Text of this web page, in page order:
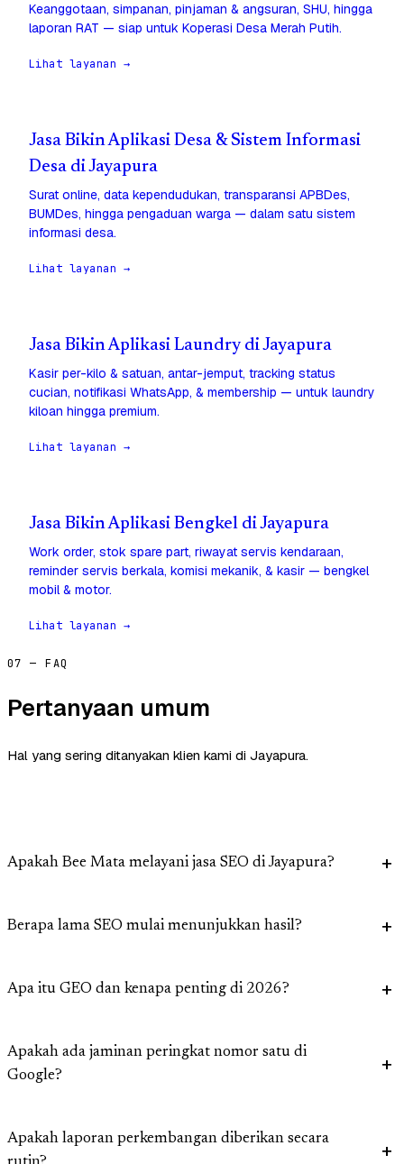
Keanggotaan, simpanan, pinjaman & angsuran, SHU, hingga
laporan RAT — siap untuk Koperasi Desa Merah Putih.
Lihat layanan →
Jasa Bikin Aplikasi Desa & Sistem Informasi
Desa di Jayapura
Surat online, data kependudukan, transparansi APBDes,
BUMDes, hingga pengaduan warga — dalam satu sistem
informasi desa.
Lihat layanan →
Jasa Bikin Aplikasi Laundry di Jayapura
Kasir per-kilo & satuan, antar-jemput, tracking status
cucian, notifikasi WhatsApp, & membership — untuk laundry
kiloan hingga premium.
Lihat layanan →
Jasa Bikin Aplikasi Bengkel di Jayapura
Work order, stok spare part, riwayat servis kendaraan,
reminder servis berkala, komisi mekanik, & kasir — bengkel
mobil & motor.
Lihat layanan →
07 — FAQ
Pertanyaan umum
Hal yang sering ditanyakan klien kami di Jayapura.
Apakah Bee Mata melayani jasa SEO di Jayapura?
Berapa lama SEO mulai menunjukkan hasil?
Apa itu GEO dan kenapa penting di 2026?
Apakah ada jaminan peringkat nomor satu di
Google?
Apakah laporan perkembangan diberikan secara